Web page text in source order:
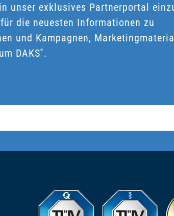
unser exklusives Partnerportal
die neuesten Informationen zu
und Kampagnen,
DAKS® .